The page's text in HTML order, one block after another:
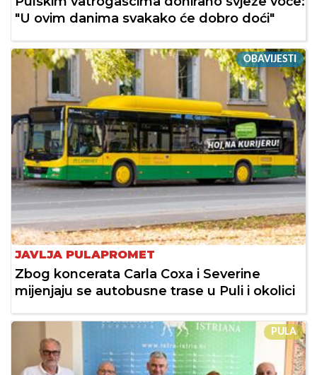
"U ovim danima svakako će dobro doći"
OBAVIJESTI
JAVLJA PULAPROMET
Zbog koncerata Carla Coxa i Severine
mijenjaju se autobusne trase u Puli i okolici
PULA